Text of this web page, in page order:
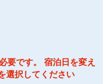
/ボディーソープ/シャ
ェクター/レコードプレ
要です。 宿泊日を変え
選択してください